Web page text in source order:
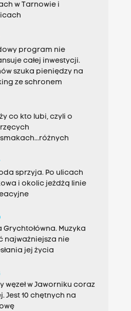
w Tarnowie i
program nie
całej inwestycji.
szuka pieniędzy na
ze schronem
co kto lubi, czyli o
sprzyja. Po ulicach
i okolic jeżdżą linie
Grychtołówna. Muzyka
najważniejsza nie
jej życia
węzeł w Jaworniku coraz
Jest 10 chętnych na